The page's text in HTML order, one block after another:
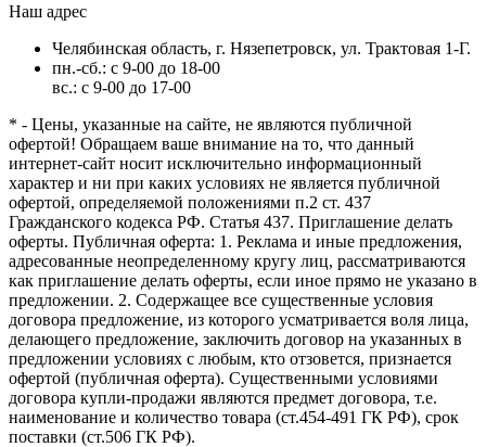
Наш адрес
Челябинская область, г. Нязепетровск, ул. Трактовая 1-Г.
пн.-сб.: с 9-00 до 18-00
вс.: с 9-00 до 17-00
* - Цены, указанные на сайте, не являются публичной
офертой! Обращаем ваше внимание на то, что данный
интернет-сайт носит исключительно информационный
характер и ни при каких условиях не является публичной
офертой, определяемой положениями п.2 ст. 437
Гражданского кодекса РФ. Статья 437. Приглашение делать
оферты. Публичная оферта: 1. Реклама и иные предложения,
адресованные неопределенному кругу лиц, рассматриваются
как приглашение делать оферты, если иное прямо не указано в
предложении. 2. Содержащее все существенные условия
договора предложение, из которого усматривается воля лица,
делающего предложение, заключить договор на указанных в
предложении условиях с любым, кто отзовется, признается
офертой (публичная оферта). Существенными условиями
договора купли-продажи являются предмет договора, т.е.
наименование и количество товара (ст.454-491 ГК РФ), срок
поставки (ст.506 ГК РФ).